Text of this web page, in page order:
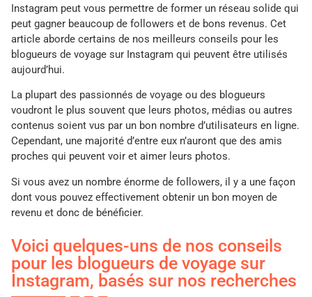
Instagram peut vous permettre de former un réseau solide qui
peut gagner beaucoup de followers et de bons revenus. Cet
article aborde certains de nos meilleurs conseils pour les
blogueurs de voyage sur Instagram qui peuvent être utilisés
aujourd’hui.
La plupart des passionnés de voyage ou des blogueurs
voudront le plus souvent que leurs photos, médias ou autres
contenus soient vus par un bon nombre d’utilisateurs en ligne.
Cependant, une majorité d’entre eux n’auront que des amis
proches qui peuvent voir et aimer leurs photos.
Si vous avez un nombre énorme de followers, il y a une façon
dont vous pouvez effectivement obtenir un bon moyen de
revenu et donc de bénéficier.
Voici quelques-uns de nos conseils
pour les blogueurs de voyage sur
Instagram, basés sur nos recherches